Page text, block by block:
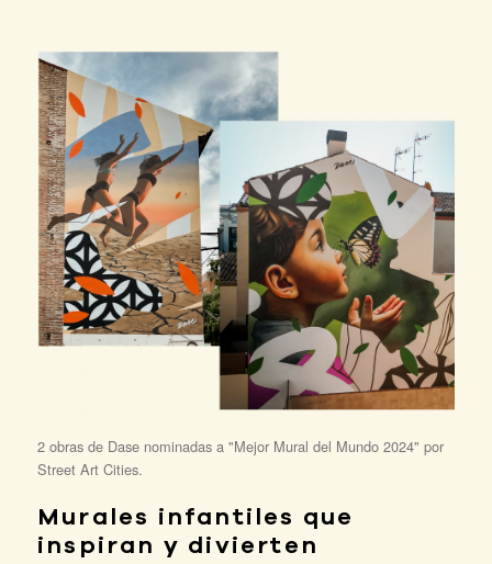
2 obras de Dase nominadas a "Mejor Mural del Mundo 2024" por
Street Art Cities.
Murales infantiles que
inspiran y divierten